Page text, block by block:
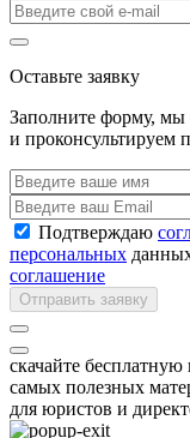
Оставьте заявку
Заполните форму, мы
и проконсультируем
Подтверждаю
персональных
соглашение
Отправить заявку
скачайте бесплатную
самых полезных
для юристов и